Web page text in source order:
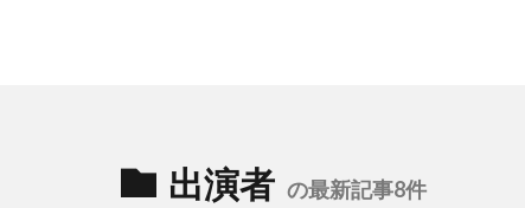
出演者 の最新記事8件